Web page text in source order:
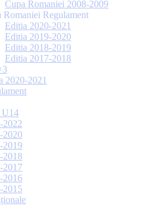
Cupa Romaniei 2008-2009
Romaniei Regulament
Editia 2020-2021
Editia 2019-2020
Editia 2018-2019
Editia 2017-2018
2020-2021
U14
2022
2020
2019
2018
2017
2016
2015